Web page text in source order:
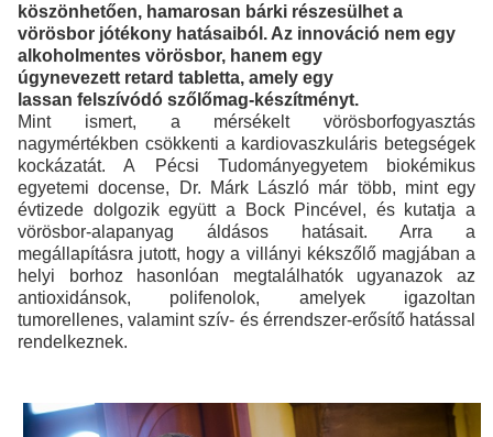
köszönhetően, hamarosan bárki részesülhet a
vörösbor jótékony hatásaiból. Az innováció nem egy
alkoholmentes vörösbor, hanem egy
úgynevezett retard tabletta, amely egy
lassan felszívódó szőlőmag-készítményt.
Mint ismert, a mérsékelt vörösborfogyasztás
nagymértékben csökkenti a kardiovaszkuláris betegségek
kockázatát. A Pécsi Tudományegyetem biokémikus
egyetemi docense, Dr. Márk László már több, mint egy
évtizede dolgozik együtt a Bock Pincével, és kutatja a
vörösbor-alapanyag áldásos hatásait. Arra a
megállapításra jutott, hogy a villányi kékszőlő magjában a
helyi borhoz hasonlóan megtalálhatók ugyanazok az
antioxidánsok, polifenolok, amelyek igazoltan
tumorellenes, valamint szív- és érrendszer-erősítő hatással
rendelkeznek.